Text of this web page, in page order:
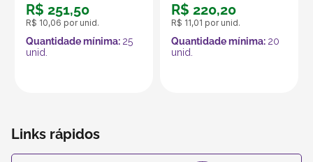
especializada em embalagens e produtos em papel.
R$ 251,50
R$ 10,06 por unid.
Quantidade mínima: 25
unid.
R$ 220,20
R$ 11,01 por unid.
Quantidade mínima: 20
unid.
Links rápidos